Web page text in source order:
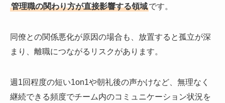
管理職の関わり方が直接影響する領域です。
同僚との関係悪化が原因の場合も、放置すると孤立が深
まり、離職につながるリスクがあります。
週1回程度の短い1on1や朝礼後の声かけなど、無理なく
継続できる頻度でチーム内のコミュニケーション状況を